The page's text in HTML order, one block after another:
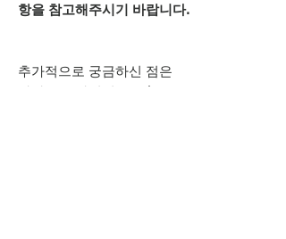
항을 참고해주시기 바랍니다.
추가적으로 궁금하신 점은
카카오톡 아이디
spsnine